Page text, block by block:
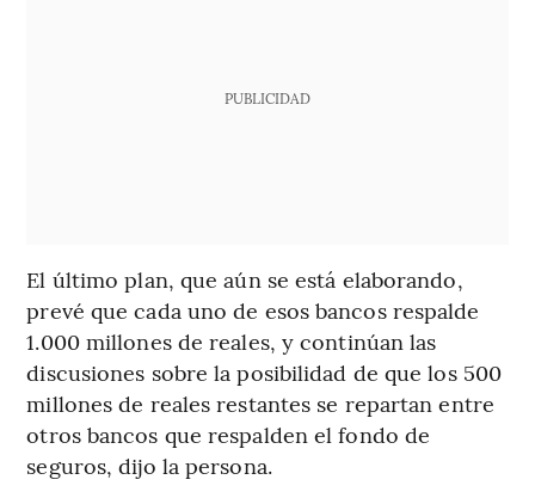
PUBLICIDAD
El último plan, que aún se está elaborando,
prevé que cada uno de esos bancos respalde
1.000 millones de reales, y continúan las
discusiones sobre la posibilidad de que los 500
millones de reales restantes se repartan entre
otros bancos que respalden el fondo de
seguros, dijo la persona.